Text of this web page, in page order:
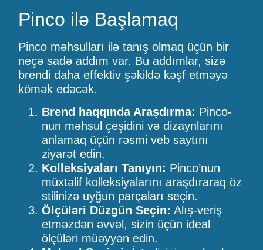
Pinco ilə Başlamaq
Pinco məhsulları ilə tanış olmaq üçün bir
neçə sadə addım var. Bu addımlar, sizə
brendi daha effektiv şəkildə kəşf etməyə
kömək edəcək.
Brend haqqında Araşdırma: Pinco-
nun məhsul çeşidini və dizaynlarını
anlamaq üçün rəsmi veb saytını
ziyarət edin.
Kolleksiyaları Tanıyın: Pinco’nun
müxtəlif kolleksiyalarını araşdıraraq öz
stilinizə uyğun parçaları seçin.
Ölçüləri Düzgün Seçin: Alış-veriş
etməzdən əvvəl, sizin üçün ideal
ölçüləri müəyyən edin.